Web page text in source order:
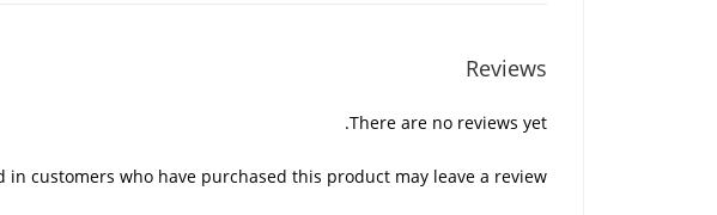
Reviews
There are no reviews yet.
in customers who have purchased this product may leave a review.